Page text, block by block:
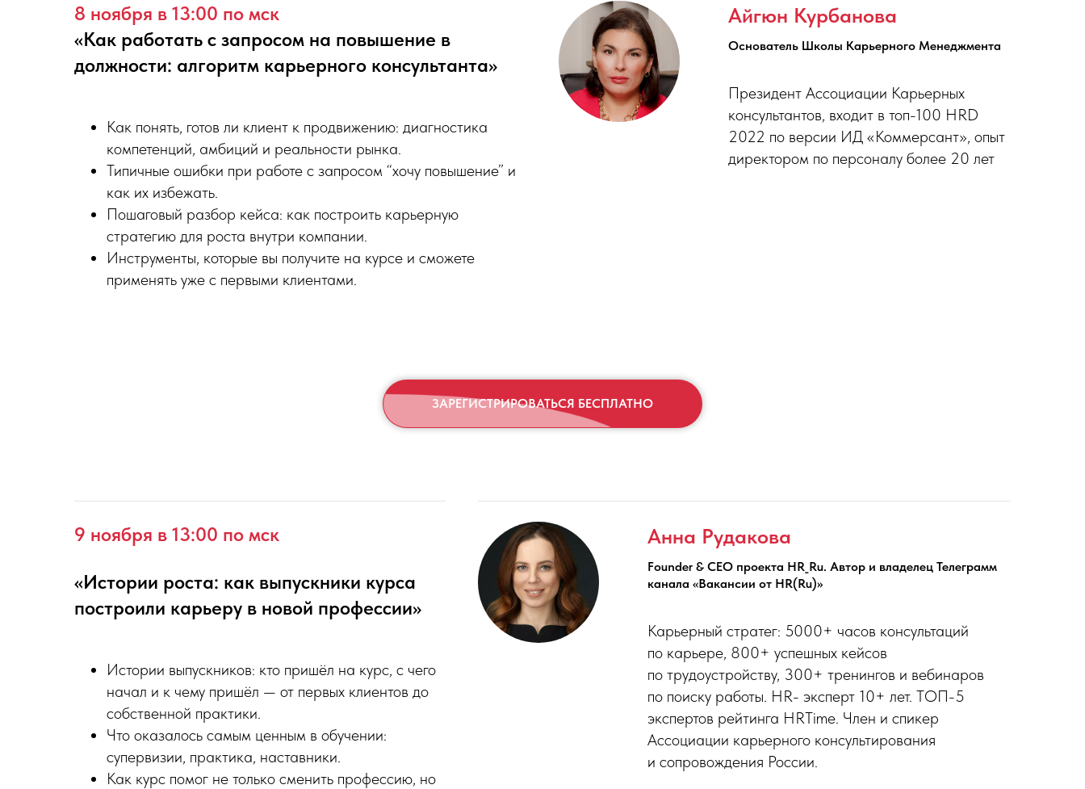
8 ноября в 13:00 по мск
«Как работать с запросом на повышение в
должности: алгоритм карьерного консультанта»
Как понять, готов ли клиент к продвижению: диагностика
компетенций, амбиций и реальности рынка.
Типичные ошибки при работе с запросом “хочу повышение” и
как их избежать.
Пошаговый разбор кейса: как построить карьерную
стратегию для роста внутри компании.
Инструменты, которые вы получите на курсе и сможете
применять уже с первыми клиентами.
Айгюн Курбанова
Основатель Школы Карьерного Менеджмента
Президент Ассоциации Карьерных
консультантов, входит в топ-100 HRD
2022 по версии ИД «Коммерсант», опыт
директором по персоналу более 20 лет
ЗАРЕГИСТРИРОВАТЬСЯ БЕСПЛАТНО
9 ноября в 13:00 по мск
«Истории роста: как выпускники курса
построили карьеру в новой профессии»
Истории выпускников: кто пришёл на курс, с чего
начал и к чему пришёл — от первых клиентов до
собственной практики.
Что оказалось самым ценным в обучении:
супервизии, практика, наставники.
Как курс помог не только сменить профессию, но
Анна Рудакова
Founder & CEO проекта HR_Ru. Автор и владелец Телеграмм
канала «Вакансии от HR(Ru)»
Карьерный стратег: 5000+ часов консультаций
по карьере, 800+ успешных кейсов
по трудоустройству, 300+ тренингов и вебинаров
по поиску работы. HR- эксперт 10+ лет. ТОП-5
экспертов рейтинга HRTime. Член и спикер
Ассоциации карьерного консультирования
и сопровождения России.